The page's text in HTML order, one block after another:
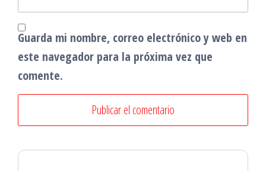
Guarda mi nombre, correo electrónico y web en
este navegador para la próxima vez que
comente.